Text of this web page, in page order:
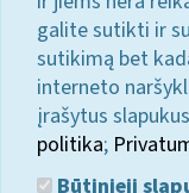
galite sutikti ir
sutikimą bet
interneto
įrašytus
politika;
Būtinieji